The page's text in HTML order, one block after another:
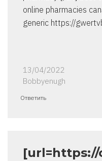
online pharmacies
generic https://
13/04/2022
Bobbyenugh
Ответить